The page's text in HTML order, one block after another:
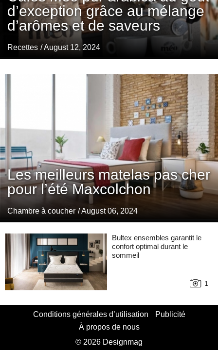
d’exception grâce au mélange
d’arômes et de saveurs
Recettes / August 12, 2024
Les meilleurs matelas pas cher
pour l’été Maxcolchon
Chambre à coucher / August 06, 2024
Bultex ensembles garantit le
confort optimal durant le
sommeil
1
Conditions générales d’utilisation
Publicité
À propos de nous
© 2026 Designmag